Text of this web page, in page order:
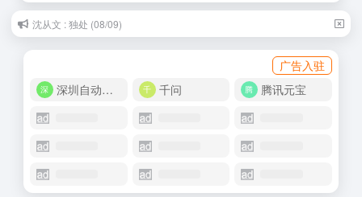
陈先发：前世 (08/01)
广告入驻
深圳自动化商城
千问 腾讯元宝